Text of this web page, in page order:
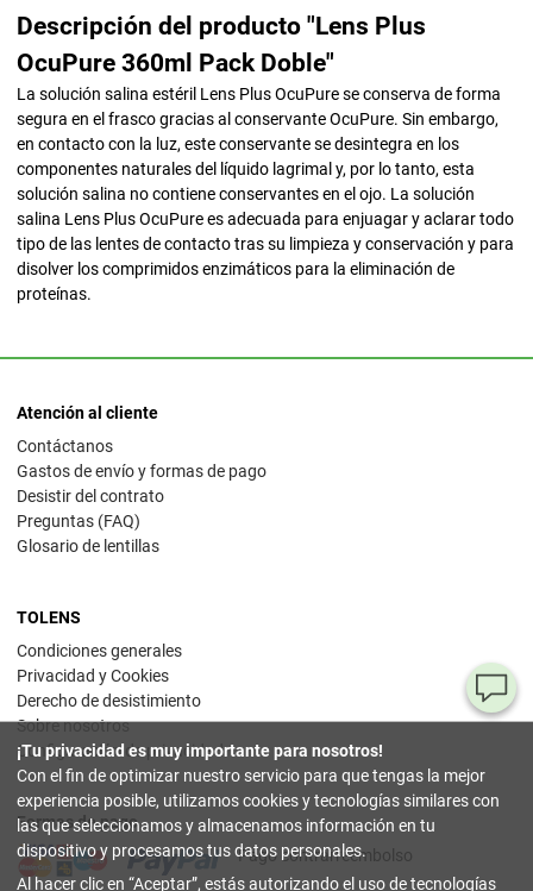
Descripción del producto "Lens Plus
OcuPure 360ml Pack Doble"
La solución salina estéril Lens Plus OcuPure se conserva de forma
segura en el frasco gracias al conservante OcuPure. Sin embargo,
en contacto con la luz, este conservante se desintegra en los
componentes naturales del líquido lagrimal y, por lo tanto, esta
solución salina no contiene conservantes en el ojo. La solución
salina Lens Plus OcuPure es adecuada para enjuagar y aclarar todo
tipo de las lentes de contacto tras su limpieza y conservación y para
disolver los comprimidos enzimáticos para la eliminación de
proteínas.
Atención al cliente
Contáctanos
Gastos de envío y formas de pago
Desistir del contrato
Preguntas (FAQ)
Glosario de lentillas
TOLENS
Condiciones generales
Privacidad y Cookies
Derecho de desistimiento
Sobre nosotros
Configuración de privacidad
Formas de pago
Pago contrarreembolso
¡Tu privacidad es muy importante para nosotros!
Con el fin de optimizar nuestro servicio para que tengas la mejor
experiencia posible, utilizamos cookies y tecnologías similares con
las que seleccionamos y almacenamos información en tu
dispositivo y procesamos tus datos personales.
Al hacer clic en Aceptar , estás autorizando el uso de tecnologías